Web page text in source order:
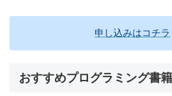
申し込みはコチラ
おすすめプログラミング書